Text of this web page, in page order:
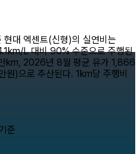
대 엑센트(신형)의 실연비는
L 대비 90% 수준으로 주행된
km, 2026년 8월 평균 유가 1,866
)으로 추산된다. 1km당 주행비
준